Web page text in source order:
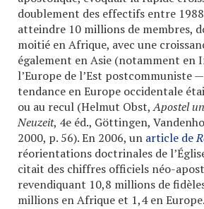
doublement des effectifs entre
atteindre 10 millions de membres,
moitié en Afrique, avec une
également en Asie (notamment en
l’Europe de l’Est postcommuniste
tendance en Europe occidentale
ou au recul (Helmut Obst,Apostel
Neuzeit, 4e éd., Göttingen,
2000, p. 56). En 2006, un article de
réorientations doctrinales de
citait des chiffres officiels néo-
revendiquant 10,8 millions de
millions en Afrique et 1,4 en Europe.